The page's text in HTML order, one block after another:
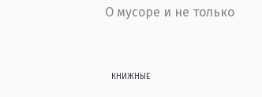
О мусоре и не только
КНИЖНЫЕ